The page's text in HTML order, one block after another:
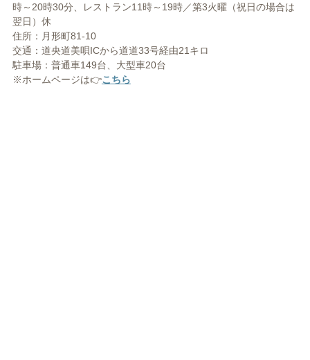
時～20時30分、レストラン11時～19時／第3火曜（祝日の場合は
翌日）休
住所：月形町81-10
交通：道央道美唄ICから道道33号経由21キロ
駐車場：普通車149台、大型車20台
※ホームページは👉こちら